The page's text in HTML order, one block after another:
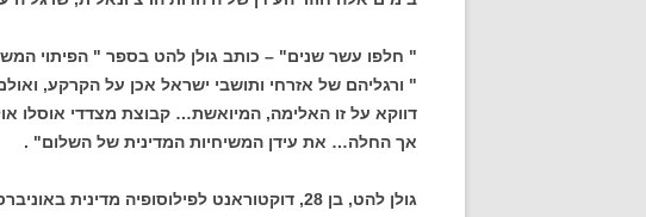
" חלפו עשר שנים" – כותב גולן להט בספר " הפיתוי
" ורגליהם של אזרחי ותושבי ישראל אכן על הקרקע,
דווקא על זו האלימה, המיואשת… קבוצת מצדדי אוסלו
אך החלה… את עידן המשיחיות המדינית של השלום" .
גולן להט, בן 28, דוקטוראנט לפילוסופיה